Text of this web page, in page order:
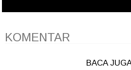
KOMENTAR
BACA